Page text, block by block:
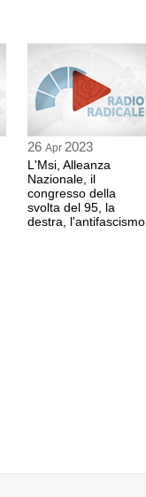
26 Apr 2023
L'Msi, Alleanza
Nazionale, il
congresso della
svolta del 95, la
destra, l'antifascismo